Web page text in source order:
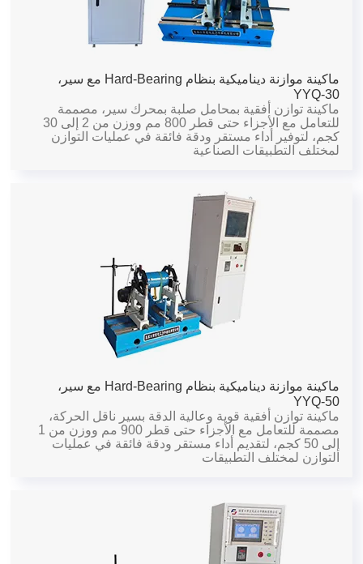
ماكينة موازنة ديناميكية بنظام Hard-Bearing مع سير،
YYQ-30
ماكينة توازن أفقية بمحامل صلبة بمحرك سير، مصممة
للتعامل مع الأجزاء حتى قطر 800 مم ووزن من 2 إلى 30
كجم، لتوفير أداء مستقر ودقة فائقة في عمليات التوازن
لمختلف التطبيقات الصناعية
ماكينة موازنة ديناميكية بنظام Hard-Bearing مع سير،
YYQ-50
ماكينة توازن أفقية قوية وعالية الدقة بسير ناقل الحركة،
مصممة للتعامل مع الأجزاء حتى قطر 900 مم ووزن من 1
إلى 50 كجم، لتقديم أداء مستقر ودقة فائقة في عمليات
التوازن لمختلف التطبيقات